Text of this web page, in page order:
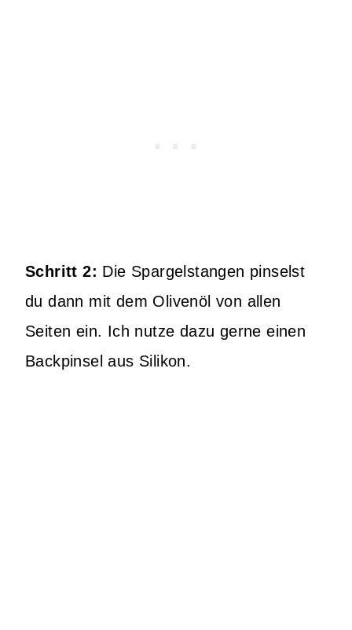
Schritt 2: Die Spargelstangen pinselst
du dann mit dem Olivenöl von allen
Seiten ein. Ich nutze dazu gerne einen
Backpinsel aus Silikon.